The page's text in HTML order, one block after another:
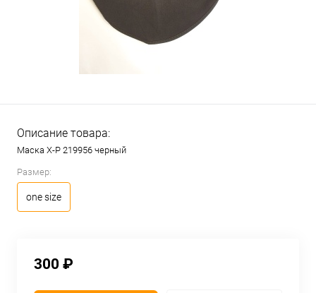
Описание товара:
Маска X-P 219956 черный
Размер:
one size
300 ₽